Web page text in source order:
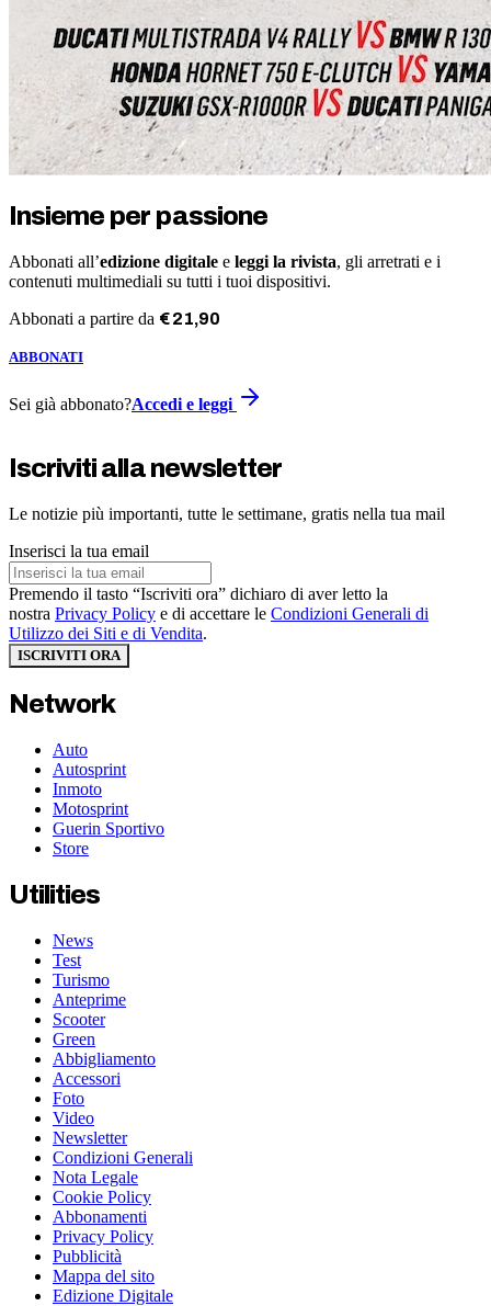
Insieme per passione
Abbonati all’edizione digitale e leggi la rivista, gli arretrati e i
contenuti multimediali su tutti i tuoi dispositivi.
Abbonati a partire da €21,90
ABBONATI
Sei già abbonato?Accedi e leggi
Iscriviti alla newsletter
Le notizie più importanti, tutte le settimane, gratis nella tua mail
Inserisci la tua email
Premendo il tasto “Iscriviti ora” dichiaro di aver letto la
nostra Privacy Policy e di accettare le Condizioni Generali di
Utilizzo dei Siti e di Vendita.
ISCRIVITI ORA
Network
Auto
Autosprint
Inmoto
Motosprint
Guerin Sportivo
Store
Utilities
News
Test
Turismo
Anteprime
Scooter
Green
Abbigliamento
Accessori
Foto
Video
Newsletter
Condizioni Generali
Nota Legale
Cookie Policy
Abbonamenti
Privacy Policy
Pubblicità
Mappa del sito
Edizione Digitale